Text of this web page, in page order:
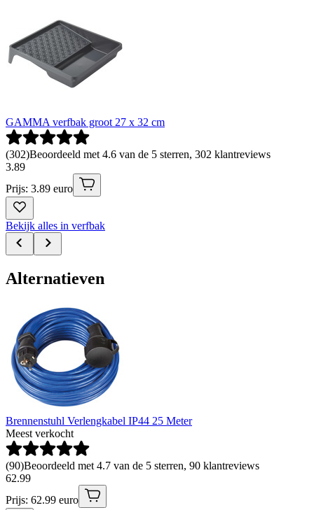
GAMMA verfbak groot 27 x 32 cm
(302)Beoordeeld met 4.6 van de 5 sterren, 302 klantreviews
3.89
Prijs: 3.89 euro
Bekijk alles in verfbak
Alternatieven
Brennenstuhl Verlengkabel IP44 25 Meter
Meest verkocht
(90)Beoordeeld met 4.7 van de 5 sterren, 90 klantreviews
62.99
Prijs: 62.99 euro